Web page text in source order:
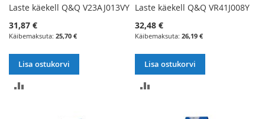
Laste käekell Q&Q V23AJ013VY
31,87 €
25,70 €
Lisa ostukorvi
Laste käekell Q&Q VR41J008Y
32,48 €
26,19 €
Lisa ostukorvi